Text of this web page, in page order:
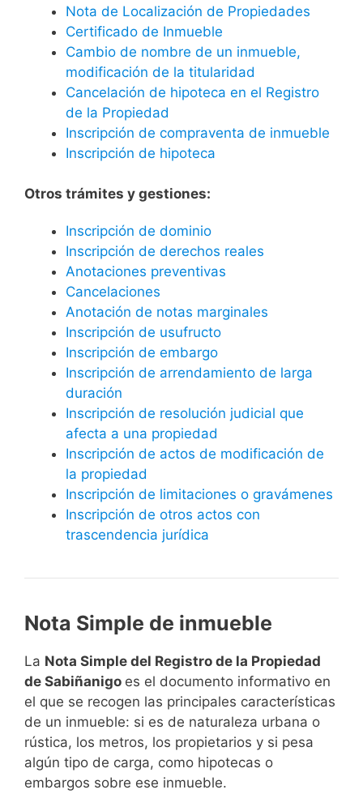
Nota de Localización de Propiedades
Certificado de Inmueble
Cambio de nombre de un inmueble,
modificación de la titularidad
Cancelación de hipoteca en el Registro
de la Propiedad
Inscripción de compraventa de inmueble
Inscripción de hipoteca
Otros trámites y gestiones:
Inscripción de dominio
Inscripción de derechos reales
Anotaciones preventivas
Cancelaciones
Anotación de notas marginales
Inscripción de usufructo
Inscripción de embargo
Inscripción de arrendamiento de larga
duración
Inscripción de resolución judicial que
afecta a una propiedad
Inscripción de actos de modificación de
la propiedad
Inscripción de limitaciones o gravámenes
Inscripción de otros actos con
trascendencia jurídica
Nota Simple de inmueble
La Nota Simple del Registro de la Propiedad
de Sabiñanigo es el documento informativo en
el que se recogen las principales características
de un inmueble: si es de naturaleza urbana o
rústica, los metros, los propietarios y si pesa
algún tipo de carga, como hipotecas o
embargos sobre ese inmueble.